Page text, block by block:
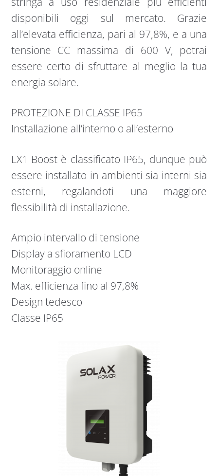
disponibili oggi sul mercato. Grazie
all’elevata efficienza, pari al 97,8%, e a una
tensione CC massima di 600 V, potrai
essere certo di sfruttare al meglio la tua
energia solare.
PROTEZIONE DI CLASSE IP65
Installazione all’interno o all’esterno
LX1 Boost è classificato IP65, dunque può
essere installato in ambienti sia interni sia
esterni, regalandoti una maggiore
flessibilità di installazione.
Ampio intervallo di tensione
Display a sfioramento LCD
Monitoraggio online
Max. efficienza fino al 97,8%
Design tedesco
Classe IP65